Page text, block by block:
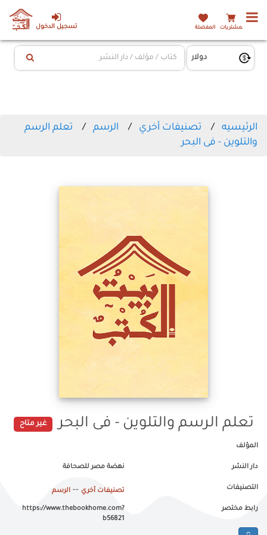
تسجيل الدخول المشتريات المفضلة
الرئيسيه تصنيفات أخري الرسم
تعلم الرسم
والتلوين - فى البحر
تعلم الرسم والتلوين - فى البحر غير متاح
المؤلف
دار النشر نهضة مصر للصحافة
التصنيفات تصنيفات أخري -- الرسم
رابط مختصر
https://www.thebookhome.com?
b56821